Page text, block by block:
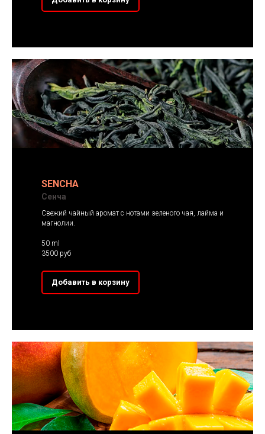
SENCHA
Сенча
Свежий чайный аромат с нотами зеленого чая, лайма и
магнолии.
50 ml
3500 руб
Добавить в корзину